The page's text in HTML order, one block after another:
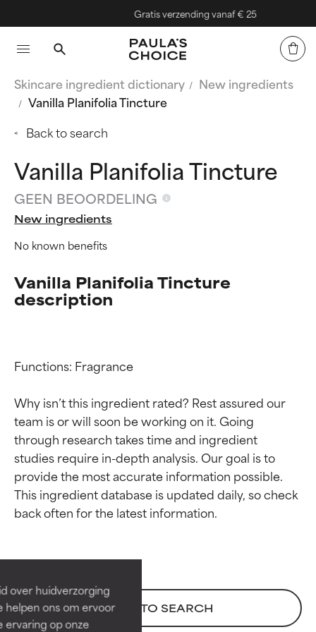
over huidverzorging
helpen ons om ervoor
ervaring op onze
Gratis verzending vanaf € 25
Skincare ingredient dictionary
New ingredients
Vanilla Planifolia Tincture
Back to search
Vanilla Planifolia Tincture
GEEN BEOORDELING
New ingredients
No known benefits
Vanilla Planifolia Tincture
description
Functions: Fragrance
Why isn’t this ingredient rated? Rest assured our
team is or will soon be working on it. Going
through research takes time and ingredient
studies require in-depth analysis. Our goal is to
provide the most accurate information possible.
This ingredient database is updated daily, so check
BACK TO SEARCH
Beoordelingen van
Bewezen en ondersteund door
onafhankelijk onderzoek.
Uitstekend actief ingrediënt
Beoordelingen van
Bewezen en ondersteund door
onafhankelijk onderzoek.
Uitstekend actief ingrediënt